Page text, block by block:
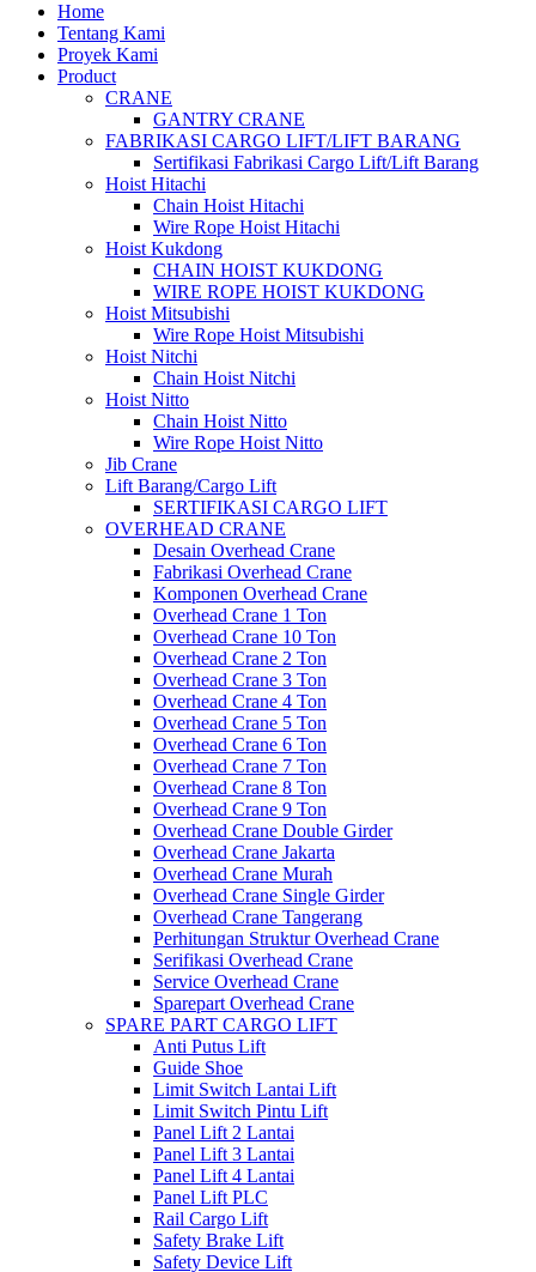
Home
Tentang Kami
Proyek Kami
Product
CRANE
GANTRY CRANE
FABRIKASI CARGO LIFT/LIFT BARANG
Sertifikasi Fabrikasi Cargo Lift/Lift Barang
Hoist Hitachi
Chain Hoist Hitachi
Wire Rope Hoist Hitachi
Hoist Kukdong
CHAIN HOIST KUKDONG
WIRE ROPE HOIST KUKDONG
Hoist Mitsubishi
Wire Rope Hoist Mitsubishi
Hoist Nitchi
Chain Hoist Nitchi
Hoist Nitto
Chain Hoist Nitto
Wire Rope Hoist Nitto
Jib Crane
Lift Barang/Cargo Lift
SERTIFIKASI CARGO LIFT
OVERHEAD CRANE
Desain Overhead Crane
Fabrikasi Overhead Crane
Komponen Overhead Crane
Overhead Crane 1 Ton
Overhead Crane 10 Ton
Overhead Crane 2 Ton
Overhead Crane 3 Ton
Overhead Crane 4 Ton
Overhead Crane 5 Ton
Overhead Crane 6 Ton
Overhead Crane 7 Ton
Overhead Crane 8 Ton
Overhead Crane 9 Ton
Overhead Crane Double Girder
Overhead Crane Jakarta
Overhead Crane Murah
Overhead Crane Single Girder
Overhead Crane Tangerang
Perhitungan Struktur Overhead Crane
Serifikasi Overhead Crane
Service Overhead Crane
Sparepart Overhead Crane
SPARE PART CARGO LIFT
Anti Putus Lift
Guide Shoe
Limit Switch Lantai Lift
Limit Switch Pintu Lift
Panel Lift 2 Lantai
Panel Lift 3 Lantai
Panel Lift 4 Lantai
Panel Lift PLC
Rail Cargo Lift
Safety Brake Lift
Safety Device Lift